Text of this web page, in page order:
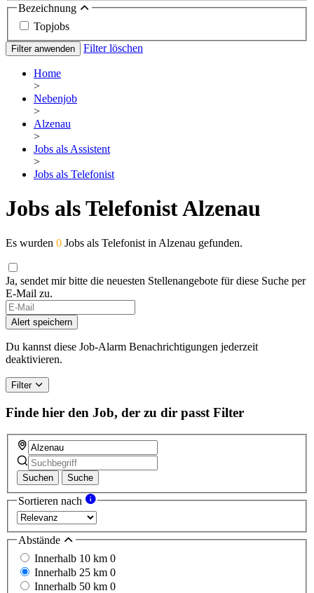
Bezeichnung
Topjobs
Filter anwenden Filter löschen
Home
>
Nebenjob
>
Alzenau
>
Jobs als Assistent
>
Jobs als Telefonist
Jobs als Telefonist Alzenau
Es wurden 0 Jobs als Telefonist in Alzenau gefunden.
Ja, sendet mir bitte die neuesten Stellenangebote für diese Suche per
E-Mail zu.
Alert speichern
Du kannst diese Job-Alarm Benachrichtigungen jederzeit
deaktivieren.
Filter
Finde hier den Job, der zu dir passt Filter
Suchen Suche
Sortieren nach
Abstände
Innerhalb 10 km 0
Innerhalb 25 km 0
Innerhalb 50 km 0